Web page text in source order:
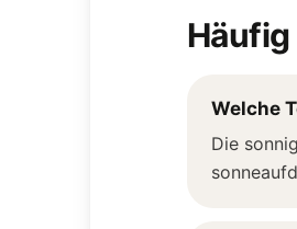
Welche
Die